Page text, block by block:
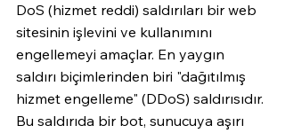
DoS (hizmet reddi) saldırıları bir web
sitesinin işlevini ve kullanımını
engellemeyi amaçlar. En yaygın
saldırı biçimlerinden biri "dağıtılmış
hizmet engelleme" (DDoS) saldırısıdır.
Bu saldırıda bir bot, sunucuya aşırı